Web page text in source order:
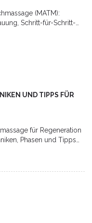
(MATM):
Schritt-für-Schritt-
UND TIPPS FÜR
für Regeneration
Phasen und Tipps